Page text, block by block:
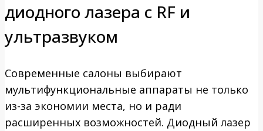
диодного лазера с RF и
ультразвуком
Современные салоны выбирают
мультифункциональные аппараты не только
из-за экономии места, но и ради
расширенных возможностей. Диодный лазер